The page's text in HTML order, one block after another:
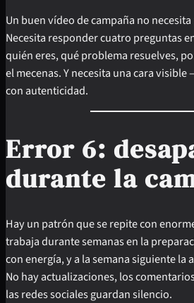
Un buen vídeo de campaña no
Necesita responder cuatro preguntas
quién eres, qué problema resuelves,
el mecenas. Y necesita una cara
con autenticidad.
Error 6:
durante la
Hay un patrón que se repite con
trabaja durante semanas en la
con energía, y a la semana siguiente la
No hay actualizaciones, los
las redes sociales guardan silencio.